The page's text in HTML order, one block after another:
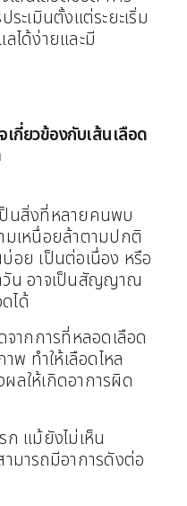
ระเมินตั้งแต่ระยะเริ่ม
ได้ง่ายและมี
กี่ยวข้องกับเส้นเลือด
ป็นสิ่งที่หลายคนพบ
มเหนื่อยล้าตามปกติ
อย เป็นต่อเนื่อง หรือ
วัน อาจเป็นสัญญาณ
ได้
จากการที่หลอดเลือด
พ ทำให้เลือดไหล
ลให้เกิดอาการผิด
ก แม้ยังไม่เห็น
มารถมีอาการดังต่อ